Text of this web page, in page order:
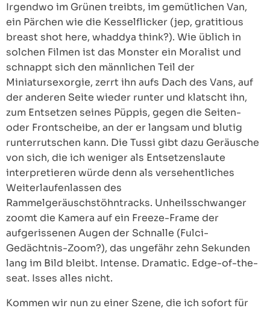
Irgendwo im Grünen treibts, im gemütlichen Van,
ein Pärchen wie die Kesselflicker (jep, gratitious
breast shot here, whaddya think?). Wie üblich in
solchen Filmen ist das Monster ein Moralist und
schnappt sich den männlichen Teil der
Miniatursexorgie, zerrt ihn aufs Dach des Vans, auf
der anderen Seite wieder runter und klatscht ihn,
zum Entsetzen seines Püppis, gegen die Seiten-
oder Frontscheibe, an der er langsam und blutig
runterrutschen kann. Die Tussi gibt dazu Geräusche
von sich, die ich weniger als Entsetzenslaute
interpretieren würde denn als versehentliches
Weiterlaufenlassen des
Rammelgeräuschstöhntracks. Unheilsschwanger
zoomt die Kamera auf ein Freeze-Frame der
aufgerissenen Augen der Schnalle (Fulci-
Gedächtnis-Zoom?), das ungefähr zehn Sekunden
lang im Bild bleibt. Intense. Dramatic. Edge-of-the-
seat. Isses alles nicht.
Kommen wir nun zu einer Szene, die ich sofort für